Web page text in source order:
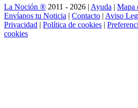
La Noción ® 2011 - 2026 | Ayuda | Mapa
Envíanos tu Noticia | Contacto | Aviso
Privacidad | Política de cookies |
cookies